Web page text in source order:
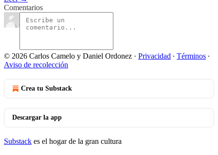
Comentarios
© 2026 Carlos Camelo y Daniel Ordonez · Privacidad ∙ Términos ∙
Aviso de recolección
Crea tu Substack
Descargar la app
Substack es el hogar de la gran cultura